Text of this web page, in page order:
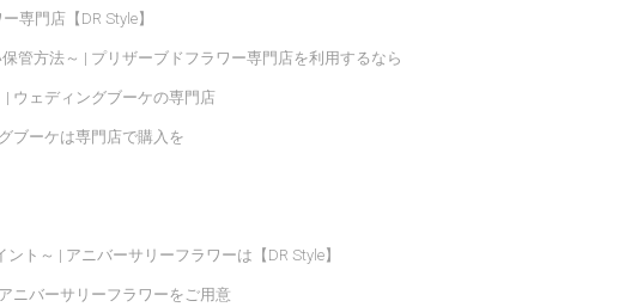
専門店【DR Style】
管方法～ | プリザーブドフラワー専門店を利用するなら
ウェディングブーケの専門店
ブーケは専門店で購入を
ト～ | アニバーサリーフラワーは【DR Style】
ニバーサリーフラワーをご用意